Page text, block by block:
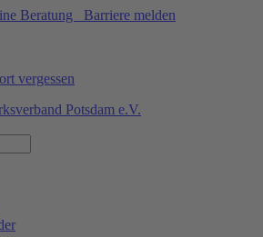
Beratung Barriere melden
vergessen